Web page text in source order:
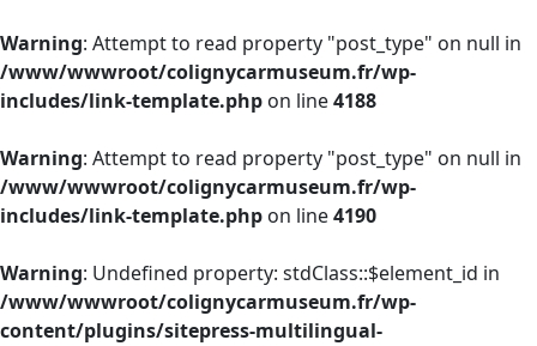
Warning: Attempt to read property "post_type" on null in
/www/wwwroot/colignycarmuseum.fr/wp-
includes/link-template.php on line4188
Warning: Attempt to read property "post_type" on null in
/www/wwwroot/colignycarmuseum.fr/wp-
includes/link-template.php on line4190
Warning: Undefined property: stdClass::$element_id in
/www/wwwroot/colignycarmuseum.fr/wp-
content/plugins/sitepress-multilingual-